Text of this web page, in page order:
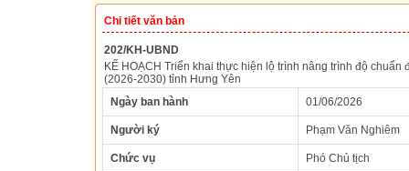
Chi tiết văn bản
202/KH-UBND
KẾ HOẠCH Triển khai thực hiện lộ trình nâng trình độ
(2026-2030) tỉnh Hưng Yên
Ngày ban hành
01/06/2026
Người ký Phạm Văn Nghiêm
Chức vụ Phó Chủ tịch